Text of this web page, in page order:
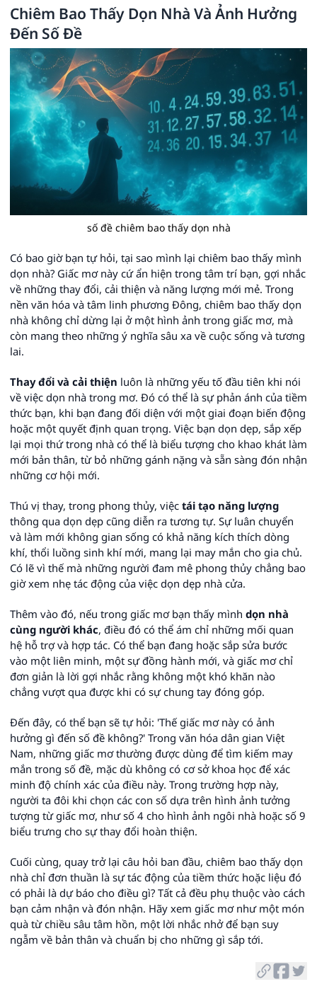
Chiêm Bao Thấy Dọn Nhà Và Ảnh Hưởng
Đến Số Đề
số đề chiêm bao thấy dọn nhà
Có bao giờ bạn tự hỏi, tại sao mình lại chiêm bao thấy mình
dọn nhà? Giấc mơ này cứ ẩn hiện trong tâm trí bạn, gợi nhắc
về những thay đổi, cải thiện và năng lượng mới mẻ. Trong
nền văn hóa và tâm linh phương Đông, chiêm bao thấy dọn
nhà không chỉ dừng lại ở một hình ảnh trong giấc mơ, mà
còn mang theo những ý nghĩa sâu xa về cuộc sống và tương
lai.
Thay đổi và cải thiện luôn là những yếu tố đầu tiên khi nói
về việc dọn nhà trong mơ. Đó có thể là sự phản ánh của tiềm
thức bạn, khi bạn đang đối diện với một giai đoạn biến động
hoặc một quyết định quan trọng. Việc bạn dọn dẹp, sắp xếp
lại mọi thứ trong nhà có thể là biểu tượng cho khao khát làm
mới bản thân, từ bỏ những gánh nặng và sẵn sàng đón nhận
những cơ hội mới.
Thú vị thay, trong phong thủy, việc tái tạo năng lượng
thông qua dọn dẹp cũng diễn ra tương tự. Sự luân chuyển
và làm mới không gian sống có khả năng kích thích dòng
khí, thổi luồng sinh khí mới, mang lại may mắn cho gia chủ.
Có lẽ vì thế mà những người đam mê phong thủy chẳng bao
giờ xem nhẹ tác động của việc dọn dẹp nhà cửa.
Thêm vào đó, nếu trong giấc mơ bạn thấy mình dọn nhà
cùng người khác, điều đó có thể ám chỉ những mối quan
hệ hỗ trợ và hợp tác. Có thể bạn đang hoặc sắp sửa bước
vào một liên minh, một sự đồng hành mới, và giấc mơ chỉ
đơn giản là lời gợi nhắc rằng không một khó khăn nào
chẳng vượt qua được khi có sự chung tay đóng góp.
Đến đây, có thể bạn sẽ tự hỏi: 'Thế giấc mơ này có ảnh
hưởng gì đến số đề không?' Trong văn hóa dân gian Việt
Nam, những giấc mơ thường được dùng để tìm kiếm may
mắn trong số đề, mặc dù không có cơ sở khoa học để xác
minh độ chính xác của điều này. Trong trường hợp này,
người ta đôi khi chọn các con số dựa trên hình ảnh tưởng
tượng từ giấc mơ, như số 4 cho hình ảnh ngôi nhà hoặc số 9
biểu trưng cho sự thay đổi hoàn thiện.
Cuối cùng, quay trở lại câu hỏi ban đầu, chiêm bao thấy dọn
nhà chỉ đơn thuần là sự tác động của tiềm thức hoặc liệu đó
có phải là dự báo cho điều gì? Tất cả đều phụ thuộc vào cách
bạn cảm nhận và đón nhận. Hãy xem giấc mơ như một món
quà từ chiều sâu tâm hồn, một lời nhắc nhở để bạn suy
ngẫm về bản thân và chuẩn bị cho những gì sắp tới.